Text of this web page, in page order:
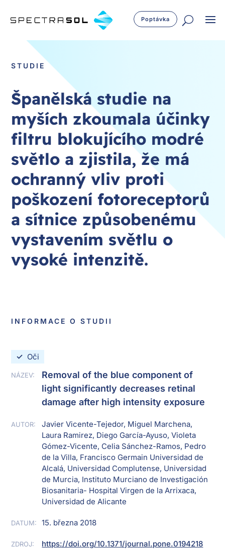
Poptávka
STUDIE
Španělská studie na
myších zkoumala účinky
filtru blokujícího modré
světlo a zjistila, že má
ochranný vliv proti
poškození fotoreceptorů
a sítnice způsobenému
vystavením světlu o
vysoké intenzitě.
INFORMACE O STUDII
✓ Oči
NÁZEV:
Removal of the blue component of
light significantly decreases retinal
damage after high intensity exposure
AUTOR:
Javier Vicente-Tejedor, Miguel Marchena,
Laura Ramirez, Diego García-Ayuso, Violeta
Gómez-Vicente, Celia Sánchez-Ramos, Pedro
de la Villa, Francisco Germain Universidad de
Alcalá, Universidad Complutense, Universidad
de Murcia, Instituto Murciano de Investigación
Biosanitaria- Hospital Virgen de la Arrixaca,
Universidad de Alicante
DATUM: 15. března 2018
ZDROJ: https://doi.org/10.1371/journal.pone.0194218